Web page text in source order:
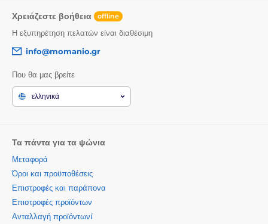
Χρειάζεστε βοήθεια offline
Η εξυπηρέτηση πελατών είναι διαθέσιμη
info@momanio.gr
Που θα μας βρείτε
ελληνικά
Τα πάντα για τα ψώνια
Μεταφορά
Όροι και προϋποθέσεις
Επιστροφές και παράπονα
Επιστροφές προϊόντων
Ανταλλαγή προϊόντωνí